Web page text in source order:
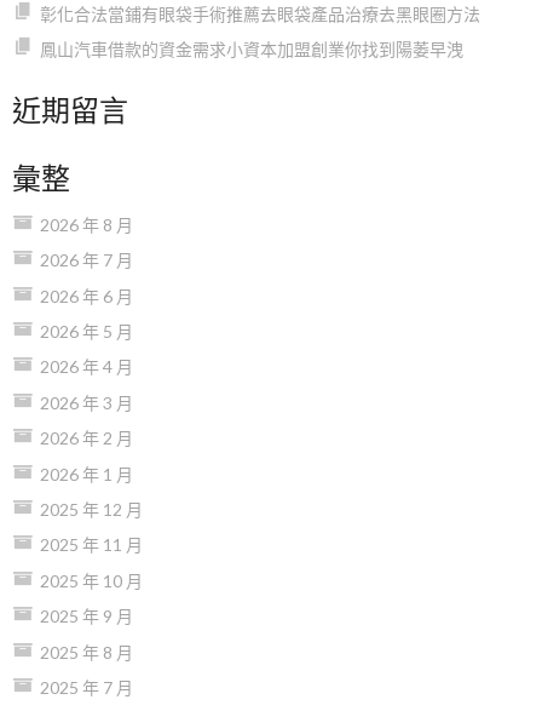
彰化合法當鋪有眼袋手術推薦去眼袋產品治療去黑眼圈方法
鳳山汽車借款的資金需求小資本加盟創業你找到陽萎早洩
近期留言
彙整
2026 年 8 月
2026 年 7 月
2026 年 6 月
2026 年 5 月
2026 年 4 月
2026 年 3 月
2026 年 2 月
2026 年 1 月
2025 年 12 月
2025 年 11 月
2025 年 10 月
2025 年 9 月
2025 年 8 月
2025 年 7 月